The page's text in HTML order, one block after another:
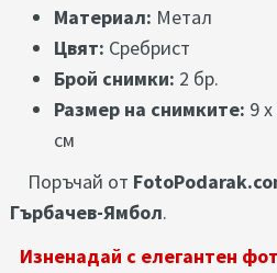
Материал: Метал
Цвят: Сребрист
Брой снимки: 2 бр.
Размер на снимките: 9
см
Поръчай от
Гърбачев-Ямбол.
Изненадай с елегантен